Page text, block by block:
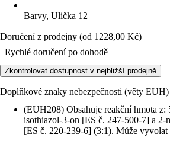
Barvy, Ulička 12
Doručení z prodejny (od 1228,00 Kč)
Rychlé doručení po dohodě
Zkontrolovat dostupnost v nejbližší prodejně
Doplňkové znaky nebezpečnosti (věty EUH)
(EUH208) Obsahuje reakční hmota
isothiazol-3-on [ES č. 247-500-7] a
[ES č. 220-239-6] (3:1). Může vyvolat